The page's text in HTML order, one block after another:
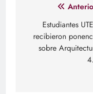
Navegación
entradas
Estudiantes
recibieron
sobre